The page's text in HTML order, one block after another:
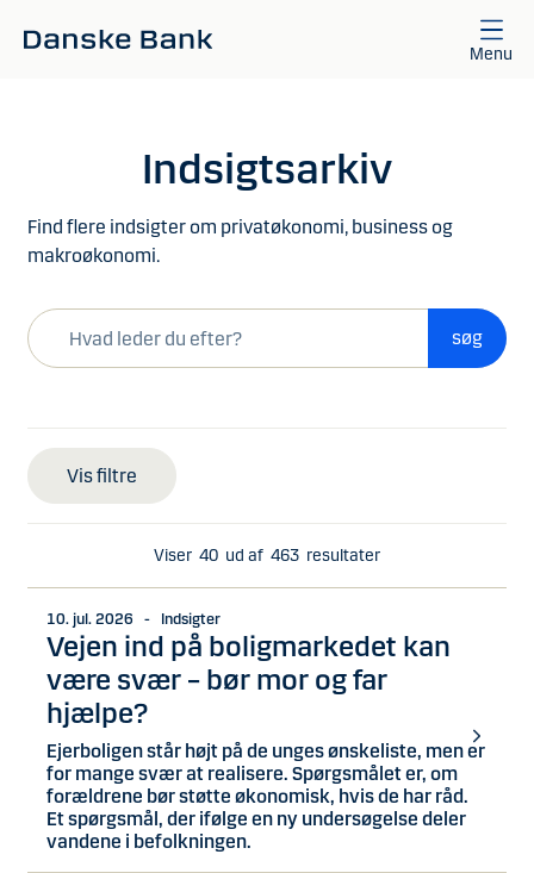
Menu
Indsigtsarkiv
Find flere indsigter om privatøkonomi, business og
makroøkonomi.
Hvad
leder
du
søg
Vis filtre
Viser 40 ud af 463 resultater
10. jul. 2026 - Indsigter
Vejen ind på boligmarkedet kan
være svær – bør mor og far
hjælpe?
Ejerboligen står højt på de unges ønskeliste, men er
for mange svær at realisere. Spørgsmålet er, om
forældrene bør støtte økonomisk, hvis de har råd.
Et spørgsmål, der ifølge en ny undersøgelse deler
vandene i befolkningen.